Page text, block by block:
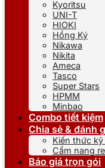
Kyoritsu
UNI-T
HIOKI
Hồng Ký
Nikawa
Nikita
Ameca
Tasco
Super Stars
HPMM
Minbao
Combo tiết kiệm
Chia sẻ & đánh
Kiến thức
Cẩm nang
Báo giá trọn gói